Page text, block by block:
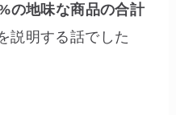
の地味な商品の合計
説明する話でした